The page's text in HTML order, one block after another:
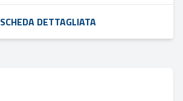
SCHEDA DETTAGLIATA